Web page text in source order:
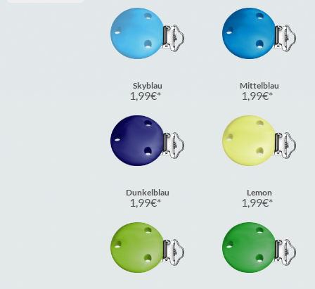
Skyblau
1,99€
Mittelblau
1,99€
Dunkelblau
1,99€
Lemon
1,99€